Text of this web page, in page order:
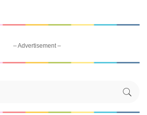
– Advertisement –